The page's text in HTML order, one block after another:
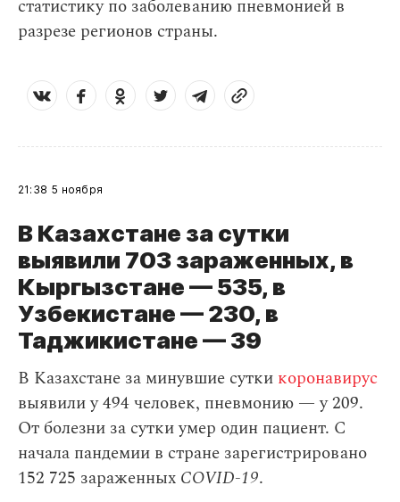
статистику по заболеванию пневмонией в
разрезе регионов страны.
21:38 5 ноября
В Казахстане за сутки
выявили 703 зараженных, в
Кыргызстане — 535, в
Узбекистане — 230, в
Таджикистане — 39
В Казахстане за минувшие сутки коронавирус
выявили у 494 человек, пневмонию — у 209.
От болезни за сутки умер один пациент. С
начала пандемии в стране зарегистрировано
152 725 зараженных COVID-19.